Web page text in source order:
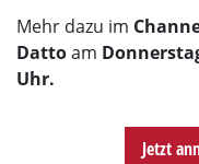
Mehr dazu im
Dattoam D
Uhr.
Jetzt